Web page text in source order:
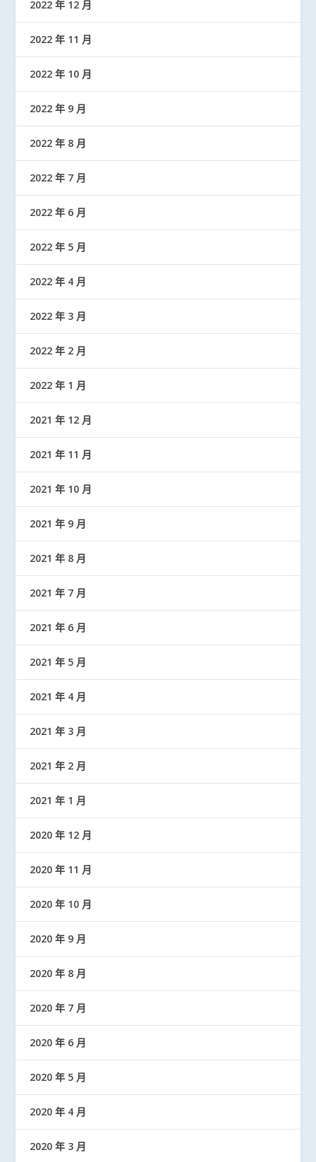
2022 年 12 月
2022 年 11 月
2022 年 10 月
2022 年 9 月
2022 年 8 月
2022 年 7 月
2022 年 6 月
2022 年 5 月
2022 年 4 月
2022 年 3 月
2022 年 2 月
2022 年 1 月
2021 年 12 月
2021 年 11 月
2021 年 10 月
2021 年 9 月
2021 年 8 月
2021 年 7 月
2021 年 6 月
2021 年 5 月
2021 年 4 月
2021 年 3 月
2021 年 2 月
2021 年 1 月
2020 年 12 月
2020 年 11 月
2020 年 10 月
2020 年 9 月
2020 年 8 月
2020 年 7 月
2020 年 6 月
2020 年 5 月
2020 年 4 月
2020 年 3 月